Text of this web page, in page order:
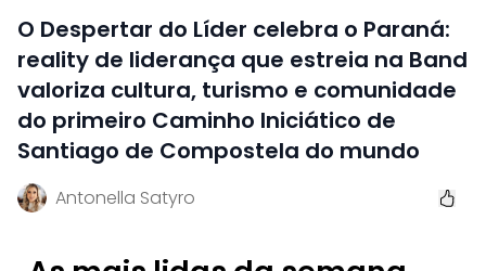
O Despertar do Líder celebra o Paraná:
reality de liderança que estreia na Band
valoriza cultura, turismo e comunidade
do primeiro Caminho Iniciático de
Santiago de Compostela do mundo
Antonella Satyro